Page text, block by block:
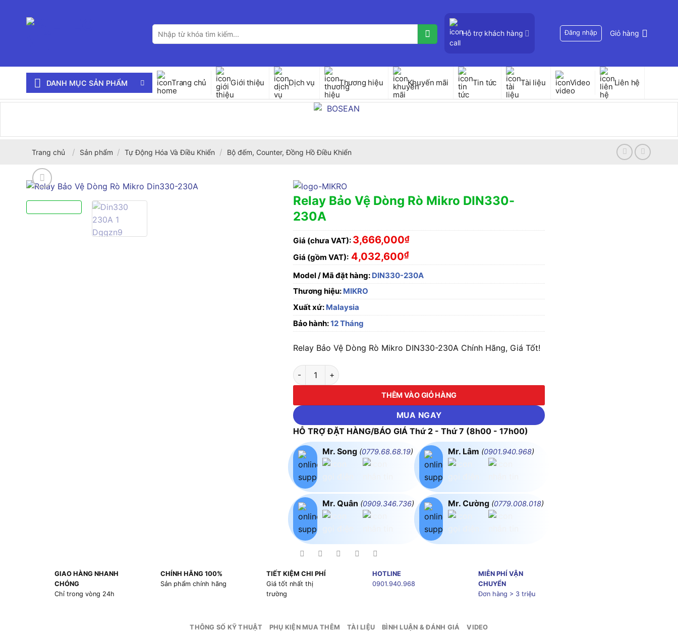
Tìm
kiếm:
Hỗ trợ khách hàng Đăng nhập Giỏ hàng
DANH MỤC SẢN PHẨM Trang chủ Giới thiệu Dịch vụ Thương hiệu Khuyến mãi Tin tức Tài liệu Video Liên hệ
Trang chủ / Sản phẩm / Tự Động Hóa Và Điều Khiển / Bộ đếm, Counter, Đồng Hồ Điều Khiển
Relay Bảo Vệ Dòng Rò Mikro DIN330-
230A
Giá (chưa VAT): 3,666,000₫
Giá (gồm VAT): 4,032,600₫
Model / Mã đặt hàng: DIN330-230A
Thương hiệu: MIKRO
Xuất xứ: Malaysia
Bảo hành:12 Tháng
Relay Bảo Vệ Dòng Rò Mikro DIN330-230A Chính Hãng, Giá Tốt!
Relay Bảo Vệ Dòng Rò Mikro DIN330-230A số lượng
THÊM VÀO GIỎ HÀNG
MUA NGAY
HỖ TRỢ ĐẶT HÀNG/BÁO GIÁ Thứ 2 - Thứ 7 (8h00 - 17h00)
Mr. Song (0779.68.68.19)
Mr. Quân (0909.346.736)
Mr. Lâm (0901.940.968)
Mr. Cường (0779.008.018)
GIAO HÀNG NHANH
CHÓNG
Chỉ trong vòng 24h
CHÍNH HÃNG 100%
Sản phẩm chính hãng
TIẾT KIỆM CHI PHÍ
Giá tốt nhất thị
trường
HOTLINE
0901.940.968
MIỄN PHÍ VẬN
CHUYỂN
Đơn hàng > 3 triệu
THÔNG SỐ KỸ THUẬT PHỤ KIỆN MUA THÊM TÀI LIỆU BÌNH LUẬN & ĐÁNH GIÁ VIDEO